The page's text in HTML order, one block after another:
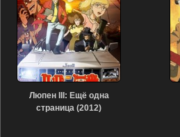
Люпен III: Ещё одна
страница (2012)